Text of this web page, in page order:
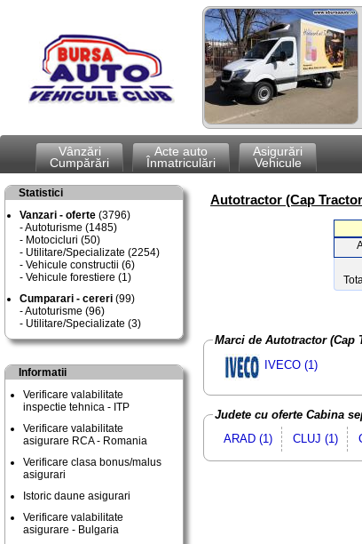
Vânzări
Cumpărări
Acte auto
Înmatriculări
Asigurări
Vehicule
Statistici
Vanzari - oferte (3796)
Autoturisme (1485)
Motocicluri (50)
Utilitare/Specializate (2254)
Vehicule constructii (6)
Vehicule forestiere (1)
Cumparari - cereri (99)
Autoturisme (96)
Utilitare/Specializate (3)
Informatii
Verificare valabilitate
inspectie tehnica - ITP
Verificare valabilitate
asigurare RCA - Romania
Verificare clasa bonus/malus
asigurari
Istoric daune asigurari
Verificare valabilitate
asigurare - Bulgaria
Autotractor (Cap
Marci de Autotractor
IVECO (1)
Judete cu oferte Cabina
ARAD (1)
CLUJ (1)